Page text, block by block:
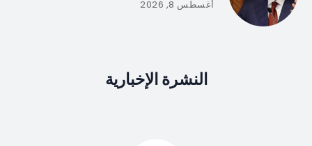
أغسطس 8, 2026
النشرة الإخبارية